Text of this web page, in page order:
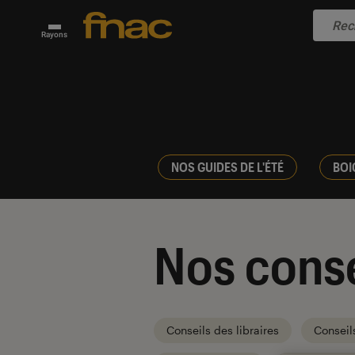
Rayons
NOS GUIDES DE L'ÉTÉ
Nos
Conseils des libraires